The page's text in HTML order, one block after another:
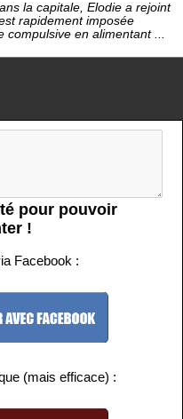
la capitale, Elodie a rejoint
rapidement imposée
compulsive en alimentant ...
pour pouvoir
!
Facebook :
(mais efficace) :